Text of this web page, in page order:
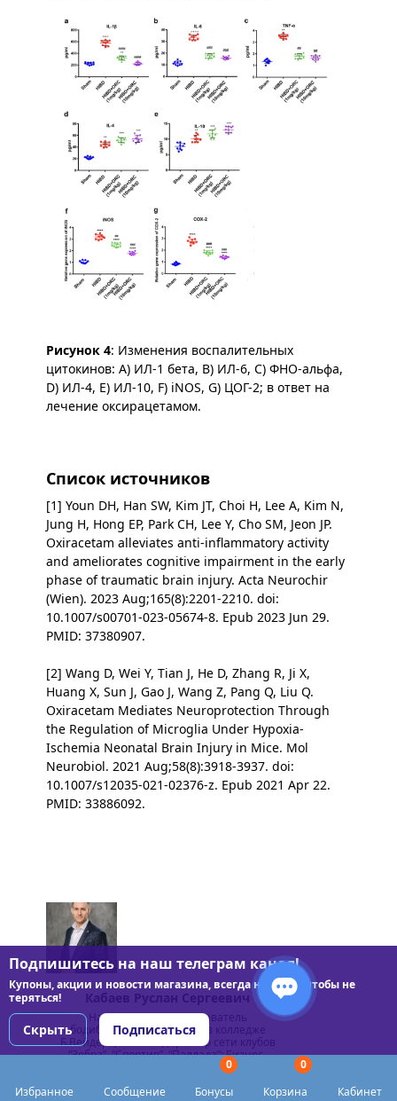
Избранное Сообщение
0
Бонусы
0
Корзина
Кабинет
Рисунок 4: Изменения воспалительных
цитокинов: A) ИЛ-1 бета, B) ИЛ-6, C) ФНО-альфа,
D) ИЛ-4, E) ИЛ-10, F) iNOS, G) ЦОГ-2; в ответ на
лечение оксирацетамом.
Список источников
[1] Youn DH, Han SW, Kim JT, Choi H, Lee A, Kim N,
Jung H, Hong EP, Park CH, Lee Y, Cho SM, Jeon JP.
Oxiracetam alleviates anti-inflammatory activity
and ameliorates cognitive impairment in the early
phase of traumatic brain injury. Acta Neurochir
(Wien). 2023 Aug;165(8):2201-2210. doi:
10.1007/s00701-023-05674-8. Epub 2023 Jun 29.
PMID: 37380907.
[2] Wang D, Wei Y, Tian J, He D, Zhang R, Ji X,
Huang X, Sun J, Gao J, Wang Z, Pang Q, Liu Q.
Oxiracetam Mediates Neuroprotection Through
the Regulation of Microglia Under Hypoxia-
Ischemia Neonatal Brain Injury in Mice. Mol
Neurobiol. 2021 Aug;58(8):3918-3937. doi:
10.1007/s12035-021-02376-z. Epub 2021 Apr 22.
PMID: 33886092.
Кабаев Руслан Сергеевич
Направление: Преподаватель
бодибилдинга (практика) в колледже
Б.Вейдера; Фитнес директор сети клубов
“Зебра”, “Спортив”, “Паллада”; Бизнес-
консультант; Эксперт национального
Образование: Московский
Подпишитесь на наш телеграм канал!
Купоны, акции и новости магазина, всегда на связи чтобы не
теряться!
Скрыть Подписаться